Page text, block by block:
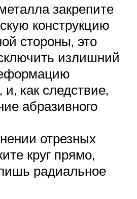
закрепите
конструкцию
стороны, это
излишний
как следствие,
абразивного
отрезных
круг прямо,
радиальное